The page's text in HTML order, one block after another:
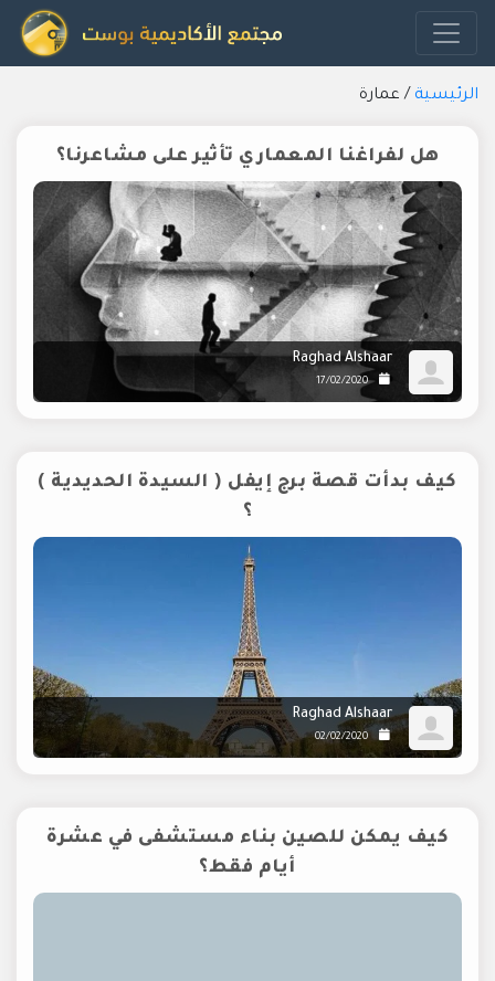
الرئيسية / عمارة
هل لفراغنا المعماري تأثير على مشاعرنا؟
Raghad Alshaar
17/02/2020
كيف بدأت قصة برج إيفل ( السيدة الحديدية )
؟
Raghad Alshaar
02/02/2020
كيف يمكن للصين بناء مستشفى في عشرة
أيام فقط؟